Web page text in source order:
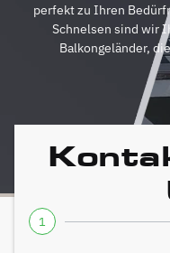
perfekt zu Ihren
Schnelsen sind wir
Balkongeländer,
1